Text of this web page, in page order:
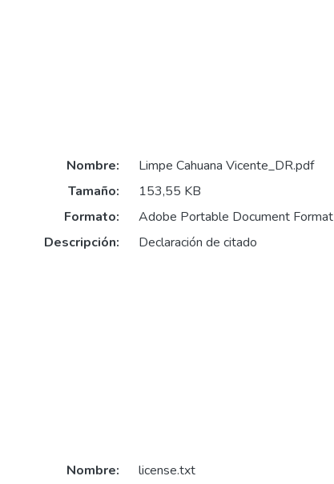
Nombre:
Limpe Cahuana Vicente_DR.pdf
Tamaño:
153,55 KB
Formato:
Adobe Portable Document Format
Descripción:
Declaración de citado
Nombre:
license.txt